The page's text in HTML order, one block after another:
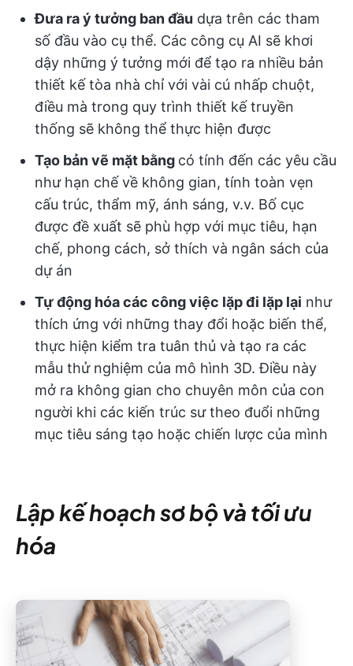
Đưa ra ý tưởng ban đầu dựa trên các tham
số đầu vào cụ thể. Các công cụ AI sẽ khơi
dậy những ý tưởng mới để tạo ra nhiều bản
thiết kế tòa nhà chỉ với vài cú nhấp chuột,
điều mà trong quy trình thiết kế truyền
thống sẽ không thể thực hiện được
Tạo bản vẽ mặt bằng có tính đến các yêu cầu
như hạn chế về không gian, tính toàn vẹn
cấu trúc, thẩm mỹ, ánh sáng, v.v. Bố cục
được đề xuất sẽ phù hợp với mục tiêu, hạn
chế, phong cách, sở thích và ngân sách của
dự án
Tự động hóa các công việc lặp đi lặp lại như
thích ứng với những thay đổi hoặc biến thể,
thực hiện kiểm tra tuân thủ và tạo ra các
mẫu thử nghiệm của mô hình 3D. Điều này
mở ra không gian cho chuyên môn của con
người khi các kiến trúc sư theo đuổi những
mục tiêu sáng tạo hoặc chiến lược của mình
Lập kế hoạch sơ bộ và tối ưu
hóa